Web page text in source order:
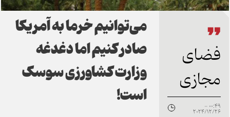
فضای
مجازی
00:49 -
2024/12/26
می‌توانیم خرما به آمریکا
صادر کنیم اما دغدغه
وزارت کشاورزی سوسک
است!